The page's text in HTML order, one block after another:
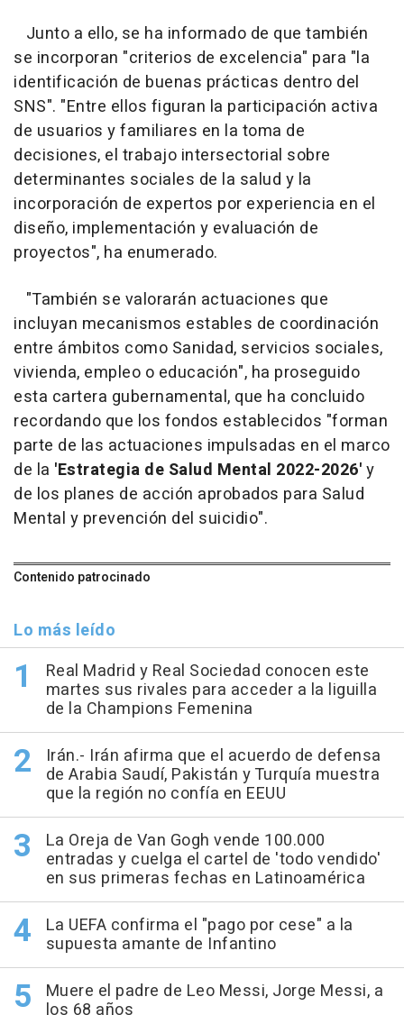
Junto a ello, se ha informado de que también
se incorporan "criterios de excelencia" para "la
identificación de buenas prácticas dentro del
SNS". "Entre ellos figuran la participación activa
de usuarios y familiares en la toma de
decisiones, el trabajo intersectorial sobre
determinantes sociales de la salud y la
incorporación de expertos por experiencia en el
diseño, implementación y evaluación de
proyectos", ha enumerado.
"También se valorarán actuaciones que
incluyan mecanismos estables de coordinación
entre ámbitos como Sanidad, servicios sociales,
vivienda, empleo o educación", ha proseguido
esta cartera gubernamental, que ha concluido
recordando que los fondos establecidos "forman
parte de las actuaciones impulsadas en el marco
de la 'Estrategia de Salud Mental 2022-2026'y
de los planes de acción aprobados para Salud
Mental y prevención del suicidio".
Contenido patrocinado
Lo más leído
Real Madrid y Real Sociedad conocen este
martes sus rivales para acceder a la liguilla
de la Champions Femenina
Irán.- Irán afirma que el acuerdo de defensa
de Arabia Saudí, Pakistán y Turquía muestra
que la región no confía en EEUU
La Oreja de Van Gogh vende 100.000
entradas y cuelga el cartel de 'todo vendido'
en sus primeras fechas en Latinoamérica
La UEFA confirma el "pago por cese" a la
supuesta amante de Infantino
Muere el padre de Leo Messi, Jorge Messi, a
los 68 años